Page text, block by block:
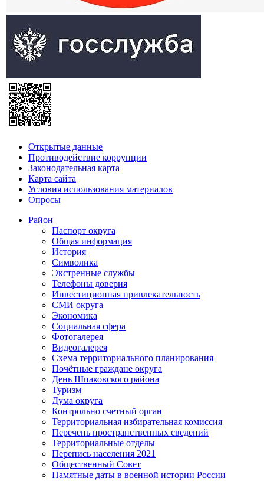
Открытые данные
Противодействие коррупции
Законодательная карта
Карта сайта
Условия использования материалов
Опросы
Район
Паспорт округа
Общая информация
История
Символика
Экстренные службы
Телефоны доверия
Инвестиционная привлекательность
СМИ округа
Экономика
Социальная сфера
Фотогалерея
Видеогалерея
Схема территориального планирования
Почётные граждане округа
День Шпаковского района
Туризм
Дума округа
Контрольно счетный орган
Территориальная избирательная комиссия
Перечень пространственных сведений
Территориальные отделы
Перепись населения 2021
Общественный Совет
Памятные даты в военной истории России